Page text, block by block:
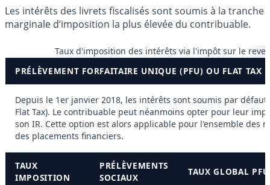
Les intérêts des livrets fiscalisés sont soumis à la tranche
marginale d’imposition la plus élevée du contribuable.
Taux d'imposition des intérêts via l'impôt sur le
PRÉLÈVEMENT FORFAITAIRE UNIQUE (PFU) OU FLAT TAX
Depuis le 1er janvier 2018, les intérêts sont soumis par défaut
Flat Tax). Le contribuable peut néanmoins opter pour leur
son IR. Cette option est alors applicable pour l'ensemble des
des placements financiers.
TAUX
IMPOSITION
PRÉLÈVEMENTS
SOCIAUX
TAUX GLOBAL